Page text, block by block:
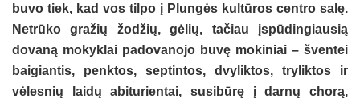
buvo tiek, kad vos tilpo į Plungės kultūros centro salę.
Netrūko gražių žodžių, gėlių, tačiau įspūdingiausią
dovaną mokyklai padovanojo buvę mokiniai – šventei
baigiantis, penktos, septintos, dvyliktos, tryliktos ir
vėlesnių laidų abiturientai, susibūrę į darnų chorą,